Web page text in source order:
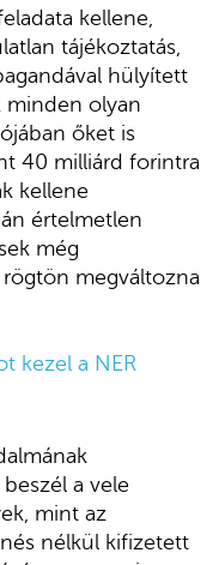
kellene,
tájékoztatás,
hülyített
minden olyan
őket is
40 milliárd forintra
kellene
értelmetlen
még
megváltozna
kezel a NER
a vele
mint az
nélkül kifizetett